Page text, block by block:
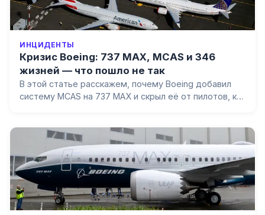
ИНЦИДЕНТЫ
Кризис Boeing: 737 MAX, MCAS и 346
жизней — что пошло не так
В этой статье расскажем, почему Boeing добавил
систему MCAS на 737 MAX и скрыл её от пилотов, как
систему сертификации по всему миру.